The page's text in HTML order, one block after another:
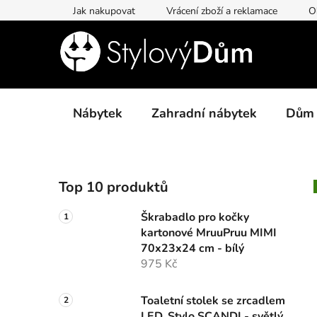
na
Jak nakupovat Vrácení zboží a reklamace
Nábytek Zahradní nábytek Dům
o
s
t
n
Top 10 produktů
Škrabadlo pro kočky
kartonové MruuPruu MIMI
70x23x24 cm - bílý
975 Kč
Toaletní stolek se zrcadlem